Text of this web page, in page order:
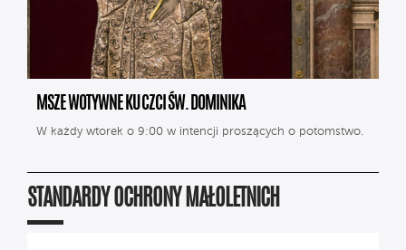
MSZE WOTYWNE KU CZCI ŚW. DOMINIKA
W każdy wtorek o 9:00 w intencji proszących o potomstwo.
STANDARDY OCHRONY MAŁOLETNICH